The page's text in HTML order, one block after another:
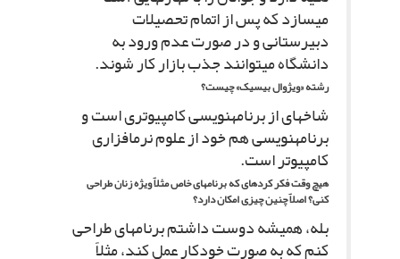
مى‏سازد که پس از اتمام تحصیلات
دبیرستانى و در صورت عدم ورود به
دانشگاه مى‏توانند جذب بازار کار شوند.
رشته «ویژوال بیسیک» چیست؟
شاخه‏اى از برنامه‏نویسى کامپیوترى است و
برنامه‏نویسى هم خود از علوم نرم‏افزارى
کامپیوتر است.
هیچ وقت فکر کرده‏اى که برنامه‏اى خاص مثلاً ویژه زنان طراحى
کنى؟ اصلاً چنین چیزى امکان دارد؟
بله، همیشه دوست داشتم برنامه‏اى طراحى
کنم که به صورت خودکار عمل کند، مثلاً